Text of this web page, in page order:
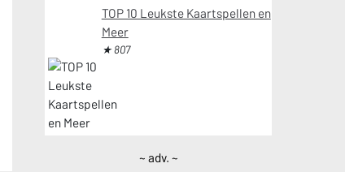
TOP 10 Leukste Kaartspellen en
Meer
★ 807
~ adv. ~